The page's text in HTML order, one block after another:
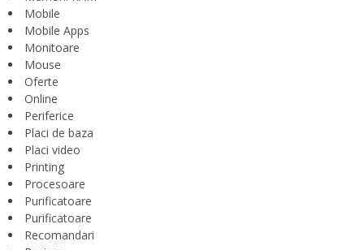
Mobile
Mobile Apps
Monitoare
Mouse
Oferte
Online
Periferice
Placi de baza
Placi video
Printing
Procesoare
Purificatoare
Purificatoare
Recomandari